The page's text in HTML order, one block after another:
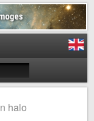
Populaire
halo